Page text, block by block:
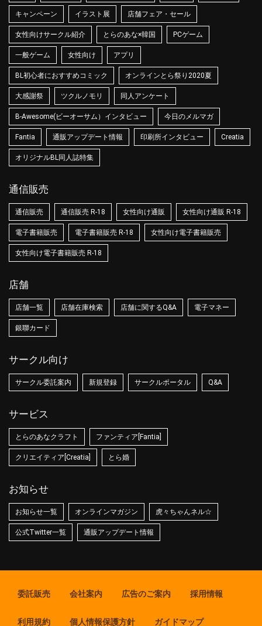
キャンペーン イラスト展 店舗フェア・セール
女性向けサークル紹介 とらのあな×韓国 PCゲーム
一般ゲーム 女性向け アプリ
BL初心者におすすめコミック オンラインとら祭り2020夏
大感謝祭 ツクルノモリ 同人アンケート
B-Awesome(ビーオーサム）インタビュー 今日のメルマガ
Fantia 通販アップデート情報 印刷所インタビュー Creatia
オリジナルBL同人誌特集
通信販売
通信販売 通信販売 R-18 女性向け通販 女性向け通販 R-18
電子書籍販売 電子書籍販売 R-18 女性向け電子書籍販売
女性向け電子書籍販売 R-18
店舗
店舗一覧 店舗在庫検索 店舗に関するQ&A 電子マネー
銀聯カード
サークル向け
サークル委託案内 新規登録 サークルポータル Q&A
サービス
とらのあなクラフト ファンティア[Fantia]
クリエイティア[Creatia] とら婚
お知らせ
お知らせ一覧 オンラインマガジン 虎々ちゃんネル☆
公式Twitter一覧 通販アップデート情報
委託販売 会社案内 広告のご案内 採用情報
利用規約 個人情報保護方針 ガイドマップ